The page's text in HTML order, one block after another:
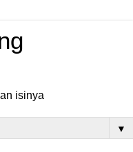
isinya
▼